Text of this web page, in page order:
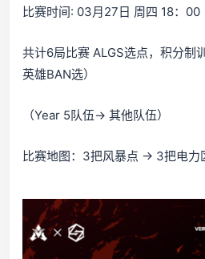
比赛时间: 03月27日 周四 18：00
共计6局比赛 ALGS选点，积分制
英雄BAN选）
（Year 5队伍-> 其他队伍）
比赛地图：3把风暴点 → 3把电力